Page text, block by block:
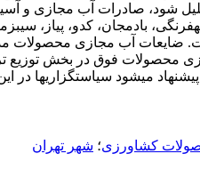
شود، صادرات آب مجازی و
شهر تهران در سال 1395 است.
می­شود سیاست­گزاری­ها در
کشاورزی؛ شهر تهران